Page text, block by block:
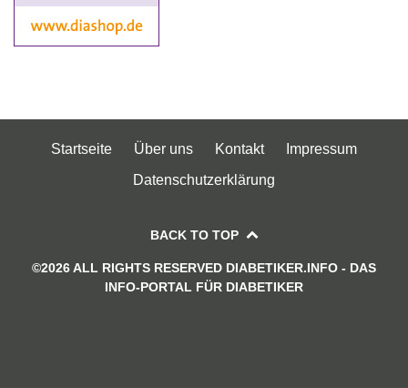
Startseite Über uns Kontakt
Impressum
Datenschutzerklärung
BACK TO TOP
©2026 ALL RIGHTS RESERVED DIABETIKER.INFO - DAS
INFO-PORTAL FÜR DIABETIKER